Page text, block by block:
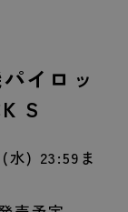
イロッ
S
水) 23:59ま